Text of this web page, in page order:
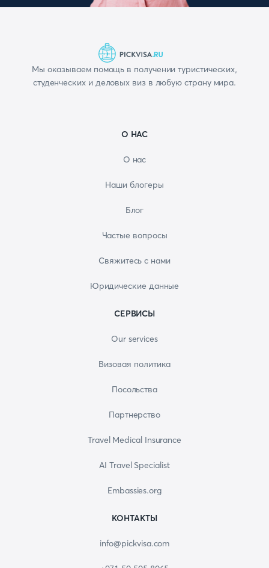
Мы оказываем помощь в получении туристических,
студенческих и деловых виз в любую страну мира.
О НАС
О нас
Наши блогеры
Блог
Частые вопросы
Свяжитесь с нами
Юридические данные
СЕРВИСЫ
Our services
Визовая политика
Посольства
Партнерство
Travel Medical Insurance
AI Travel Specialist
Embassies.org
КОНТАКТЫ
info@pickvisa.com